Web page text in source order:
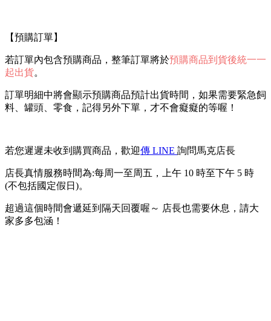
【預購訂單】
若訂單內包含預購商品，整筆訂單將於預購商品到貨後統一一
起出貨。
訂單明細中將會顯示預購商品預計出貨時間，如果需要緊急飼
料、罐頭、零食，記得另外下單，才不會癡癡的等喔！
若您遲遲未收到購買商品，歡迎傳 LINE 詢問馬克店長
店長真情服務時間為:每周一至周五，上午 10 時至下午 5 時
(不包括國定假日)。
超過這個時間會遞延到隔天回覆喔～ 店長也需要休息，請大
家多多包涵！